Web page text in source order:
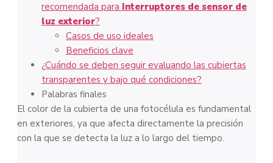
recomendada para Interruptores de sensor de
luz exterior?
Casos de uso ideales
Beneficios clave
¿Cuándo se deben seguir evaluando las cubiertas
transparentes y bajo qué condiciones?
Palabras finales
El color de la cubierta de una fotocélula es fundamental
en exteriores, ya que afecta directamente la precisión
con la que se detecta la luz a lo largo del tiempo.